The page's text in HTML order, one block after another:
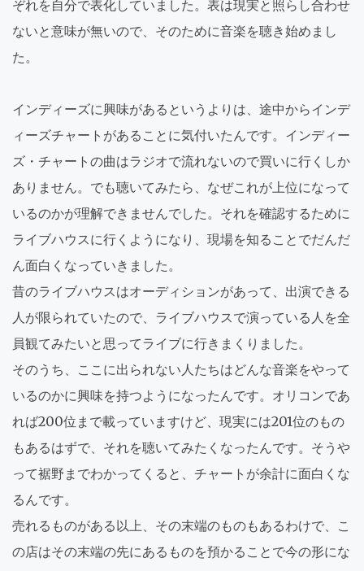
ぞれを自分で表化していました。表は現実と照らし合わせ
ないと意味が無いので、そのために音楽を聴き始めまし
た。
インディーズに興味があるというよりは、途中からインデ
ィーズチャートがあることに気付いたんです。インディー
ズ・チャートの曲はラジオで流れないので買いに行くしか
ありません。でも聴いてみたら、なぜこれが上位になって
いるのかが理解できませんでした。それを確認するために
ライブハウスに行くようになり、現場を知ることでだんだ
ん面白くなっていきました。
昔のライブハウスはオーディションがあって、出演できる
人が限られていたので、ライブハウスで演っている人を全
員観てみたいと思ってライブに行きまくりました。
そのうち、ここに出られない人たちはどんな音楽をやって
いるのかに興味を持つようになったんです。オリコンであ
れば200位まで載っていますけど、現実には201位のもの
もあるはずで、それを聴いてみたくなったんです。そうや
って裾野までわかってくると、チャートが余計に面白くな
るんです。
売れるものがある以上、その末端のものもあるわけで、こ
の店はその末端の先にあるものを預かることで今の形にな